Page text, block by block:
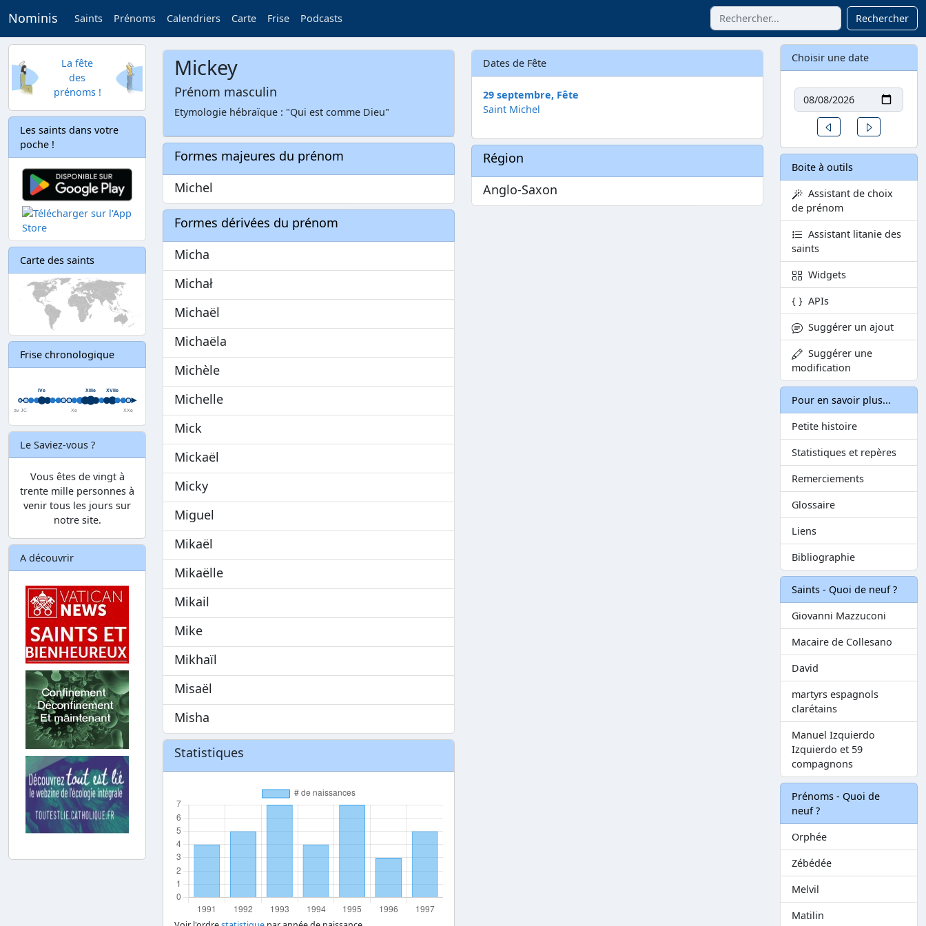
Nominis Saints Prénoms Calendriers Carte Frise Podcasts Rechercher
La fête
des
prénoms !
Les saints dans votre
poche !
Carte des saints
Frise chronologique
Le Saviez-vous ?
Vous êtes de vingt à
trente mille personnes à
venir tous les jours sur
notre site.
A découvrir
Mickey
Prénom masculin
Etymologie hébraïque : "Qui est comme Dieu"
Formes majeures du prénom
Michel
Formes dérivées du prénom
Micha
Michał
Michaël
Michaëla
Michèle
Michelle
Mick
Mickaël
Micky
Miguel
Mikaël
Mikaëlle
Mikail
Mike
Mikhaïl
Misaël
Misha
Statistiques
Dates de Fête
29 septembre, Fête
Saint Michel
Région
Anglo-Saxon
Choisir une date
Date
Un jour avant
Boite à outils
Assistant de choix
de prénom
Assistant litanie des
saints
Widgets
APIs
Suggérer un ajout
Suggérer une
modification
Pour en savoir plus...
Petite histoire
Statistiques et repères
Remerciements
Glossaire
Liens
Bibliographie
Saints - Quoi de neuf ?
Giovanni Mazzuconi
Macaire de Collesano
David
martyrs espagnols
clarétains
Manuel Izquierdo
Izquierdo et 59
compagnons
Prénoms - Quoi de
neuf ?
Orphée
Zébédée
Melvil
Matilin